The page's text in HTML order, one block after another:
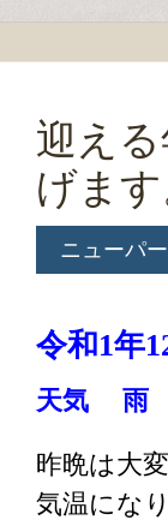
迎え
げます
ニューパ
令和1年
天気 雨
昨晩は大
気温にな